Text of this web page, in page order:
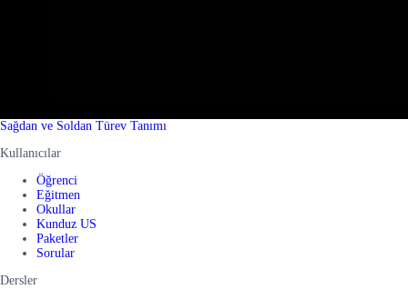
Sağdan ve Soldan Türev Tanımı
Kullanıcılar
Öğrenci
Eğitmen
Okullar
Kunduz US
Paketler
Sorular
Dersler